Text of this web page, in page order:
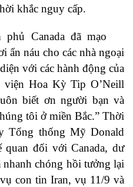
khắc nguy cấp.
Canada đã mạo
ẩn náu cho các nhà ngoại
với các hành động của
Hoa Kỳ Tip O’Neill
biết ơn người bạn và
tôi ở miền Bắc.” Thời
Tổng thống Mỹ Donald
quan đối với Canada, dư
nhanh chóng hồi tưởng lại
con tin Iran, vụ 11/9 và